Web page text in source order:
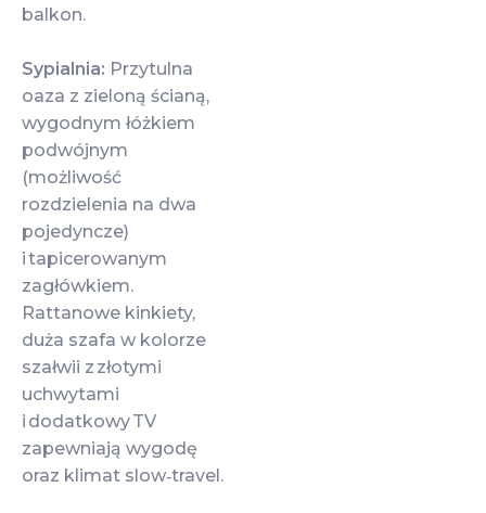
balkon.
Sypialnia: Przytulna
oaza z zieloną ścianą,
wygodnym łóżkiem
podwójnym
(możliwość
rozdzielenia na dwa
pojedyncze)
i tapicerowanym
zagłówkiem.
Rattanowe kinkiety,
duża szafa w kolorze
szałwii z złotymi
uchwytami
i dodatkowy TV
zapewniają wygodę
oraz klimat slow‑travel.